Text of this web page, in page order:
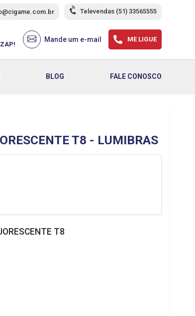
Televendas (51) 33565555
Mande um e-mail ME LIGUE
BLOG FALE CONOSCO
T8 - LUMIBRAS
T8